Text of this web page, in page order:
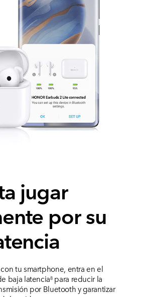
jugar
por su
tu smartphone, entra en el
baja latencia8para reducir la
por Bluetooth y garantizar